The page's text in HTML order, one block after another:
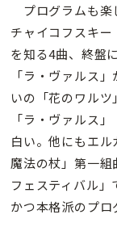
プログラムも楽
チャイコフスキー
を知る4曲、終盤
「ラ・ヴァルス
いの「花のワル
「ラ・ヴァルス
白い。他にもエ
魔法の杖」第一組
フェスティバル
かつ本格派のプロ